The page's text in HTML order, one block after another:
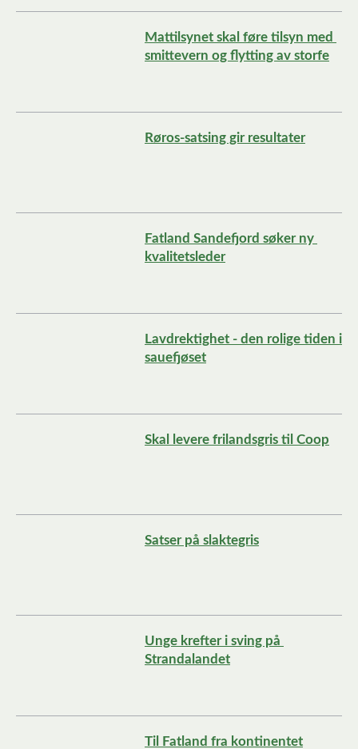
Mattilsynet skal føre tilsyn med
smittevern og flytting av storfe
Røros-satsing gir resultater
Fatland Sandefjord søker ny
kvalitetsleder
Lavdrektighet - den rolige tiden i
sauefjøset
Skal levere frilandsgris til Coop
Satser på slaktegris
Unge krefter i sving på
Strandalandet
Til Fatland fra kontinentet